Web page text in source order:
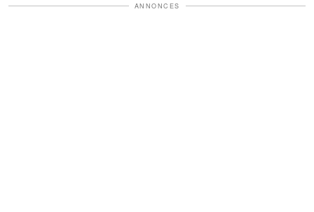
ANNONCES